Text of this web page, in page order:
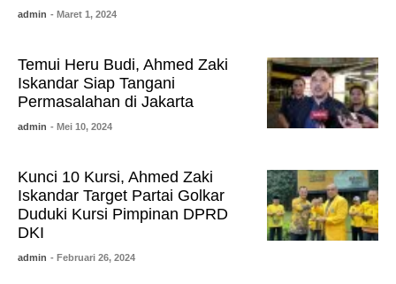
admin - Maret 1, 2024
Temui Heru Budi, Ahmed Zaki
Iskandar Siap Tangani
Permasalahan di Jakarta
admin - Mei 10, 2024
Kunci 10 Kursi, Ahmed Zaki
Iskandar Target Partai Golkar
Duduki Kursi Pimpinan DPRD
DKI
admin - Februari 26, 2024